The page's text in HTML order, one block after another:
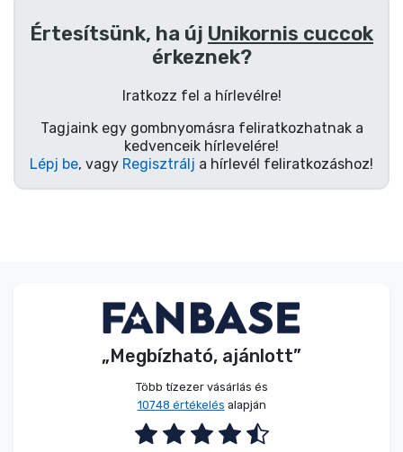
Értesítsünk, ha új Unikornis cuccok
érkeznek?
Iratkozz fel a hírlevélre!
Tagjaink egy gombnyomásra feliratkozhatnak a
kedvenceik hírlevelére!
Lépj be, vagy Regisztrálj a hírlevél feliratkozáshoz!
„Megbízható, ajánlott”
Több tízezer vásárlás és
10748 értékelés alapján
Mesés cuccok
Gamer cuccok
Sportos cuccok